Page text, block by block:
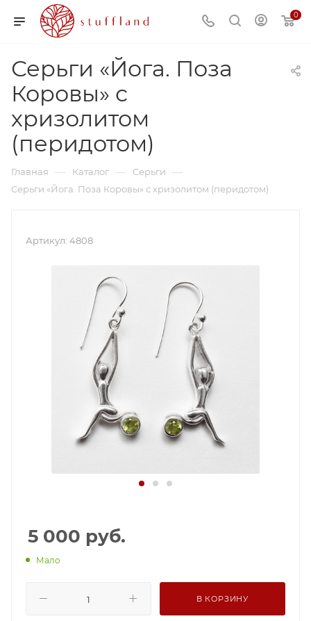
0
Серьги «Йога. Поза
Коровы» с
хризолитом
(перидотом)
Главная — Каталог — Серьги —
Серьги «Йога. Поза Коровы» с хризолитом (перидотом)
Артикул: 4808
5 000 руб.
Мало
В КОРЗИНУ